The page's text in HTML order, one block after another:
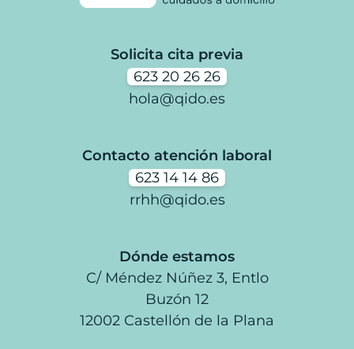
Solicita cita previa
623 20 26 26
hola@qido.es
Contacto atención laboral
623 14 14 86
rrhh@qido.es
Dónde estamos
C/ Méndez Núñez 3, Entlo
Buzón 12
12002 Castellón de la Plana